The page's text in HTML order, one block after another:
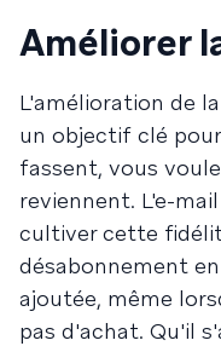
Améliorer
L'amélioration de
un objectif clé
fassent, vous
reviennent. L'e-
cultiver cette
désabonnement
ajoutée, même
pas d'achat. Qu'il